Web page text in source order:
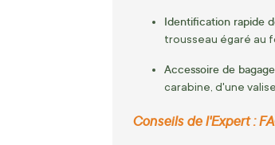
Identification rapide
trousseau égaré au
Accessoire de
carabine, d'une
Conseils de l'Expert :